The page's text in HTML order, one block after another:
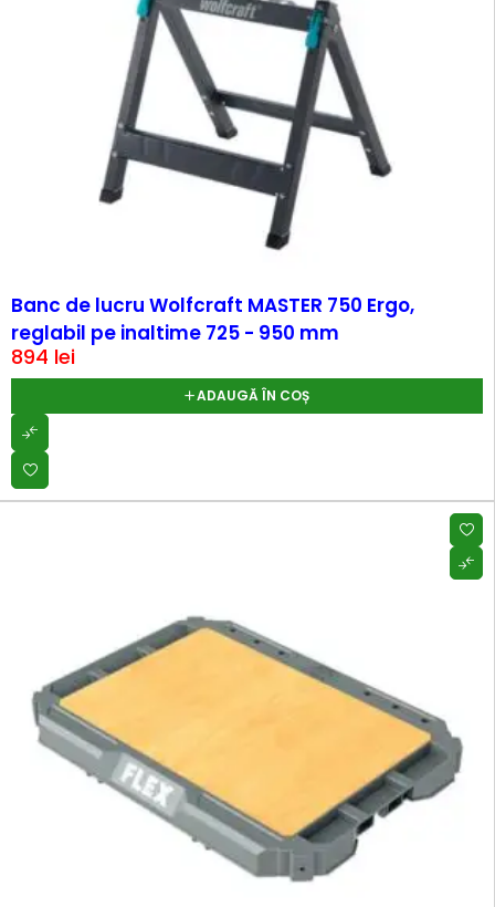
Banc de lucru Wolfcraft MASTER 750 Ergo,
reglabil pe inaltime 725 - 950 mm
894 lei
ADAUGĂ ÎN COȘ